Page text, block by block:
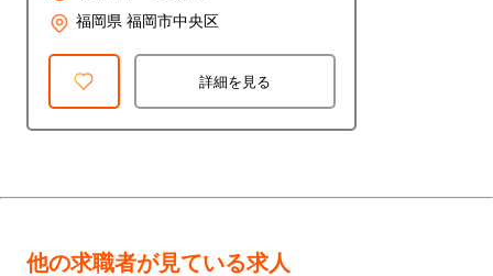
福岡県 福岡市中央区
詳細を見る
他の求職者が見ている求人